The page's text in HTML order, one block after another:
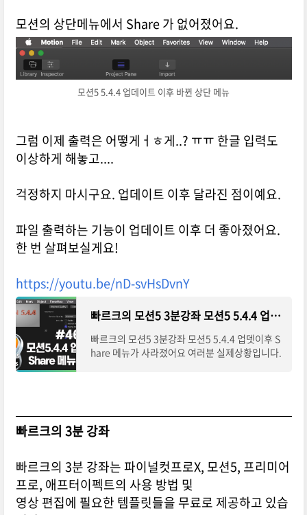
모션의 상단메뉴에서 Share 가 없어졌어요.
모션5 5.4.4 업데이트 이후 바뀐 상단 메뉴
그럼 이제 출력은 어떻게ㅓㅎ게..? ㅠㅠ 한글 입력도
이상하게 해놓고....
걱정하지 마시구요. 업데이트 이후 달라진 점이예요.
파일 출력하는 기능이 업데이트 이후 더 좋아졌어요.
한 번 살펴보실게요!
https://youtu.be/nD-svHsDvnY
빠르크의 모션5 3분강좌 모션5 5.4.4 업뎃이후 Share 메뉴가 사라졌어요
빠르크의 모션5 3분강좌 모션5 5.4.4 업뎃이후 S
hare 메뉴가 사라졌어요 여러분 실제상황입니다.
더 좋아졌어요. 한 번 살펴보실게요!
빠르크의 3분 강좌
빠르크의 3분 강좌는 파이널컷프로X, 모션5, 프리미어
프로, 애프터이펙트의 사용 방법 및
영상 편집에 필요한 템플릿들을 무료로 제공하고 있습